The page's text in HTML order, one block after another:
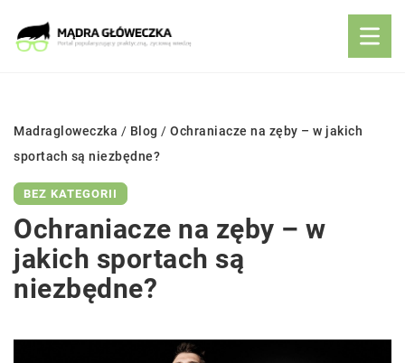
Madragloweczka / Blog / Ochraniacze na zęby – w jakich
sportach są niezbędne?
BEZ KATEGORII
Ochraniacze na zęby – w
jakich sportach są
niezbędne?